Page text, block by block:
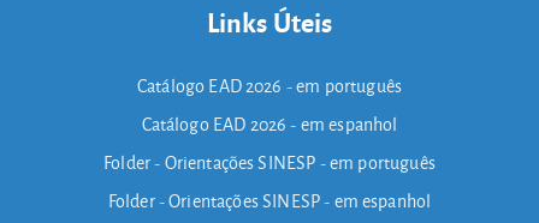
Links Úteis
Catálogo EAD 2026 - em português
Catálogo EAD 2026 - em espanhol
Folder - Orientações SINESP - em português
Folder - Orientações SINESP - em espanhol